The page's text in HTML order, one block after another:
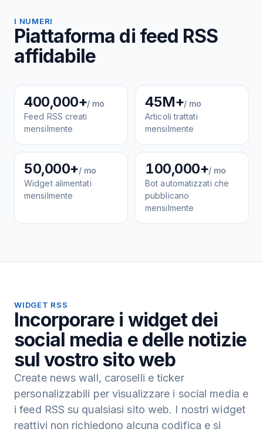
I NUMERI
Piattaforma di feed RSS
affidabile
400,000+/ mo
Feed RSS creati
mensilmente
45M+/ mo
Articoli trattati
mensilmente
50,000+/ mo
Widget alimentati
mensilmente
100,000+/ mo
Bot automatizzati che
pubblicano
mensilmente
WIDGET RSS
Incorporare i widget dei
social media e delle notizie
sul vostro sito web
Create news wall, caroselli e ticker
personalizzabili per visualizzare i social media e
i feed RSS su qualsiasi sito web. I nostri widget
reattivi non richiedono alcuna codifica e si